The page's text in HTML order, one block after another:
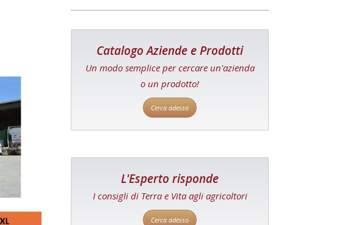
Catalogo Aziende e Prodotti
Un modo semplice per cercare un'azienda
o un prodotto!
Cerca adesso
L'Esperto risponde
I consigli di Terra e Vita agli agricoltori
Cerca adesso